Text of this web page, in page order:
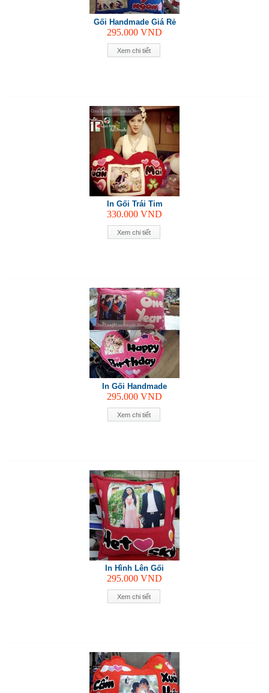
Xem chi tiết
Gối Handmade Giá Rẻ
295.000 VND
Xem chi tiết
In Gối Trái Tim
330.000 VND
Xem chi tiết
In Gối Handmade
295.000 VND
Xem chi tiết
In Hình Lên Gối
295.000 VND